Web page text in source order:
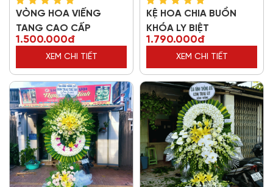
VÒNG HOA VIẾNG
TANG CAO CẤP
1.500.000đ
XEM CHI TIẾT
KỆ HOA CHIA BUỒN
KHÓA LY BIỆT
1.790.000đ
XEM CHI TIẾT